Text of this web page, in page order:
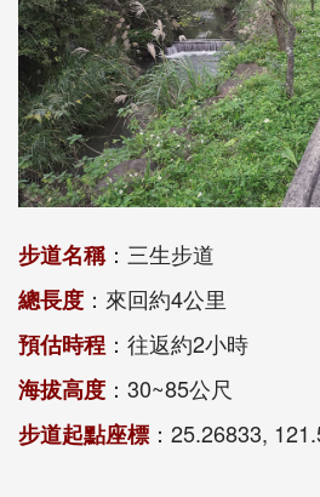
步道名稱：三生步道
總長度 ：來回約4公里
預估時程 ：往返約2小時
海拔高度 ：30~85公尺
步道起點座標 ：25.26833,